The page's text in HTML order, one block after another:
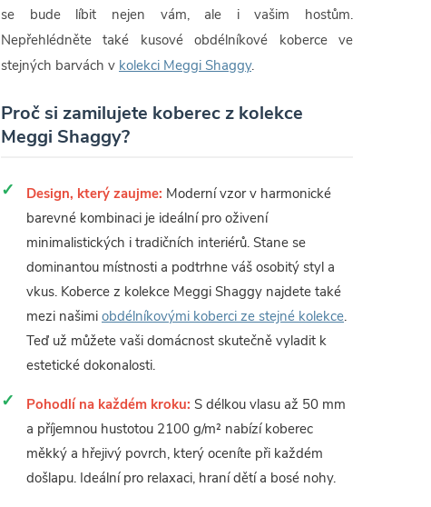
se bude líbit nejen vám, ale i vašim hostům.
Nepřehlédněte také kusové obdélníkové koberce ve
stejných barvách v kolekci Meggi Shaggy.
Proč si zamilujete koberec z kolekce
Meggi Shaggy?
Design, který zaujme: Moderní vzor v harmonické
barevné kombinaci je ideální pro oživení
minimalistických i tradičních interiérů. Stane se
dominantou místnosti a podtrhne váš osobitý styl a
vkus. Koberce z kolekce Meggi Shaggy najdete také
mezi našimi obdélníkovými koberci ze stejné kolekce.
Teď už můžete vaši domácnost skutečně vyladit k
estetické dokonalosti.
Pohodlí na každém kroku: S délkou vlasu až 50 mm
a příjemnou hustotou 2100 g/m² nabízí koberec
měkký a hřejivý povrch, který oceníte při každém
došlapu. Ideální pro relaxaci, hraní dětí a bosé nohy.